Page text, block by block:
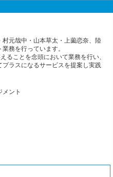
元哉中・山本草太・上薗恋奈、陸
務を行っています。
ることを念頭において業務を行い、
ラスになるサービスを提案し実践
ント